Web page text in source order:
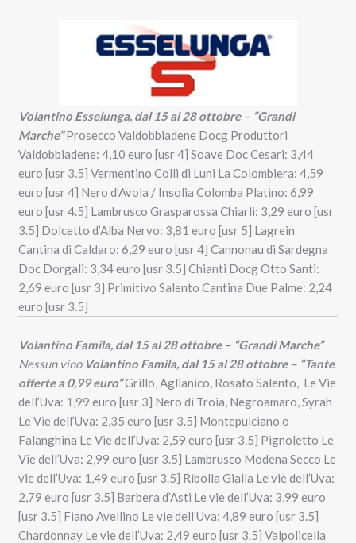
Volantino Esselunga, dal 15 al 28 ottobre – “Grandi
Marche”Prosecco Valdobbiadene Docg Produttori
Valdobbiadene: 4,10 euro [usr 4] Soave Doc Cesari: 3,44
euro [usr 3.5] Vermentino Colli di Luni La Colombiera: 4,59
euro [usr 4] Nero d’Avola / Insolia Colomba Platino: 6,99
euro [usr 4.5] Lambrusco Grasparossa Chiarli: 3,29 euro [usr
3.5] Dolcetto d’Alba Nervo: 3,81 euro [usr 5] Lagrein
Cantina di Caldaro: 6,29 euro [usr 4] Cannonau di Sardegna
Doc Dorgali: 3,34 euro [usr 3.5] Chianti Docg Otto Santi:
2,69 euro [usr 3] Primitivo Salento Cantina Due Palme: 2,24
euro [usr 3.5]
Volantino Famila, dal 15 al 28 ottobre – “Grandi Marche”
Nessun vino Volantino Famila, dal 15 al 28 ottobre – “Tante
offerte a 0,99 euro”Grillo, Aglianico, Rosato Salento, Le Vie
dell’Uva: 1,99 euro [usr 3] Nero di Troia, Negroamaro, Syrah
Le Vie dell’Uva: 2,35 euro [usr 3.5] Montepulciano o
Falanghina Le Vie dell’Uva: 2,59 euro [usr 3.5] Pignoletto Le
Vie dell’Uva: 2,99 euro [usr 3.5] Lambrusco Modena Secco Le
vie dell’Uva: 1,49 euro [usr 3.5] Ribolla Gialla Le vie dell’Uva:
2,79 euro [usr 3.5] Barbera d’Asti Le vie dell’Uva: 3,99 euro
[usr 3.5] Fiano Avellino Le vie dell’Uva: 4,89 euro [usr 3.5]
Chardonnay Le vie dell’Uva: 2,49 euro [usr 3.5] Valpolicella